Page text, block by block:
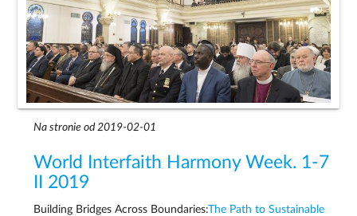
Na stronie od 2019-02-01
World Interfaith Harmony Week. 1-7
II 2019
Building Bridges Across Boundaries:The Path to Sustainable